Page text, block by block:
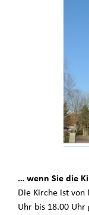
… wenn Sie die
Die Kirche ist von
Uhr bis 18.00 Uhr